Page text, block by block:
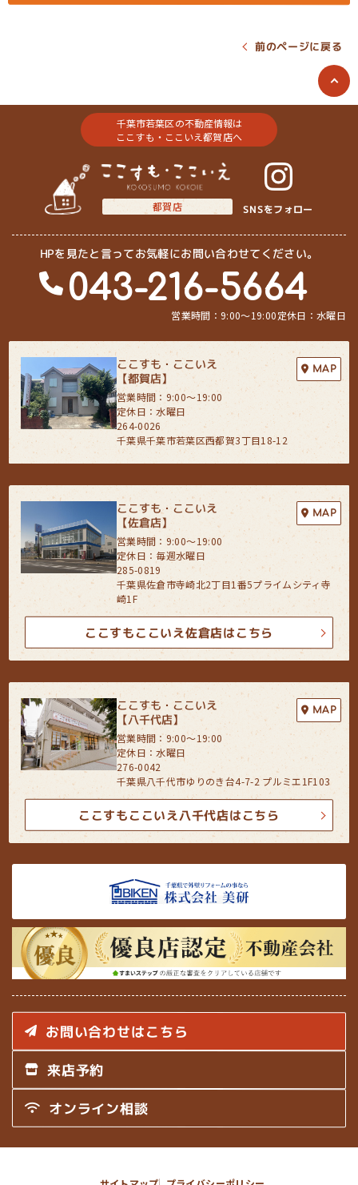
(3) お客さま情報の収集に際しては、利用目的を特定して通知または公
(4) お客さま情報の漏洩、紛失、改ざん等を防止するために必要な 対策
(5) 保有するお客さま情報について、お客さま本人からの開示、訂正、
削除、利用停止の依頼を所定の窓口でお受けして、誠意をもって対応い
具体的には、以下の内容に従ってお客さま情報の取り扱いをいたしま
３．お客様の情報の利用目的
当社は、不動産についてのサービスをお客さまにご利用いただくにあた
り、各種の申込みの受付、訪問、提案、見積、各種の工事やサービス提
供等の機会に、当社が直接あるいは協力会社又は業務委託先等を通じ
て、お客さまの個人情報（お客さまの電子メールアドレス、氏名、住
所、電話番号等）を取得いたしますが、これらの個人情報は下記の目的
(2) 不動産についてのサービスのアフターサービスの提供
(3) 不動産についてのサービスのお知らせ・ＰＲ、調査・データ集積、
研究開発
(4) ウェブサイトシステム管理会社（以下「サイト管理会社」といいま
す。）への提供。
(5) その他上記(1)から(4)に附随する業務の実施
なお、当社は、サイト管理会社が提供するサービス改善に必要な範囲
で、お客様の個人データをサイト管理会社に提供します。
いて管理されることとなります。
サイト管理会社は、そのサービスの改善・向上を目指すことに加え、メ
ールマガジンなどによる情報提供、お客様による購買の分析をして、当
社の事業運営を改善するために、個人データ（お客様が指定された他の
方の宛先情報を除く）を利用します。
当社は、サイト管理会社に対し、個人情報保護法を遵守し、お客様のプ
ライバシーに配慮した個人情報の取り扱いをすることを規約などで義務
づけております。
４．お客様情報の第三者への開示・提供
当社は、前項3．の利用目的に記載した場合及び以下のいずれかに該当
する場合を除き、お客さま情報を第三者へ開示又は提供いたしません。
(1) ご本人の同意がある場合
(2) 法令に基づき開示・提供を求められた場合
(3) 人の生命、身体又は財産の保護のために必要な場合であって、お客
さまの同意を得ることが困難である場合
(4) 公衆衛生の向上又は児童の健全な育成の推進のために特に必要があ
る場合であって、お客さまの同意を得ることが困難である場合
(5) 国又は地方公共団体等が公的な事務を実施する上で、協力する必要
がある場合であって、お客さまの同意を得ることにより当該事務の遂行
に支障を及ぼすおそれがある場合
(6) 次項5．に掲げる者に対して提供する場合
当社が保有するお客さま情報に関して、お客さまご自身の情報の開示を
ご希望される場合には、お申し出いただいた方がご本人であることを確
認した上で、合理的な期間及び範囲で回答いたします。
６．お客様情報の訂正等
当社が保有するお客さま情報に関して、お客さまご自身の情報の利用停
止または消去をご希望される場合には、お申し出いただいた方がご本人
であることを確認した上で、合理的な期間及び範囲で利用停止又は消去
をいたします。
ながらご要望にそったサービスの提供ができなくなることがありますの
で、ご理解とご協力を賜りますようお願い申し上げます。
（なお、関係法令に基づき保有しております情報については、利用停止
または消去のお申し出には応じられない場合があります。）
７．お客様情報の開示等の受付方法・窓口
当社が保有するお客さま情報に関する開示等（上記5．6．）のお申し出
なお、この受付方法によらない開示等の求めには応じられない場合がご
前のページに戻る
千葉市若葉区の不動産情報は
ここすも・ここいえ都賀店へ
都賀店 SNSをフォロー
HPを見たと言ってお気軽にお問い合わせてください。
043-216-5664
営業時間：9:00〜19:00定休日：水曜日
ここすも・ここいえ
【佐倉店】
285-0819
千葉県佐倉市寺崎北2丁目1番5プライムシティ寺
崎1F
営業時間：9:00〜19:00
定休日：毎週水曜日
MAP
ここすもここいえ佐倉店はこちら
ここすも・ここいえ
【八千代店】
276-0042
千葉県八千代市ゆりのき台4-7-2 プルミエ1F103
営業時間：9:00〜19:00
定休日：水曜日
MAP
ここすもここいえ八千代店はこちら
ここすも・ここいえ
【都賀店】
264-0026
千葉県千葉市若葉区西都賀3丁目18-12
営業時間：9:00〜19:00
定休日：水曜日
MAP
お問い合わせはこちら
来店予約
オンライン相談